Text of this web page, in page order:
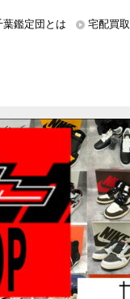
葉鑑定団とは 宅配買取